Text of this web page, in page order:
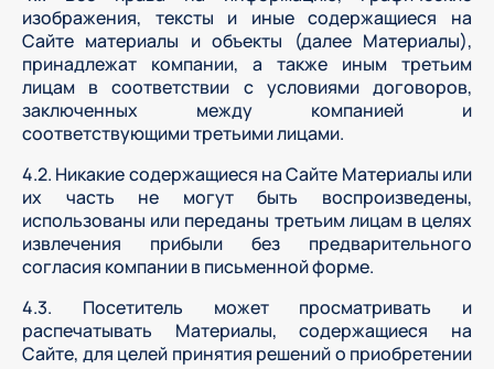
изображения, тексты и иные содержащиеся на
Сайте материалы и объекты (далее Материалы),
принадлежат компании, а также иным третьим
лицам в соответствии с условиями договоров,
заключенных между компанией и
соответствующими третьими лицами.
4.2. Никакие содержащиеся на Сайте Материалы или
их часть не могут быть воспроизведены,
использованы или переданы третьим лицам в целях
извлечения прибыли без предварительного
согласия компании в письменной форме.
4.3. Посетитель может просматривать и
распечатывать Материалы, содержащиеся на
Сайте, для целей принятия решений о приобретении